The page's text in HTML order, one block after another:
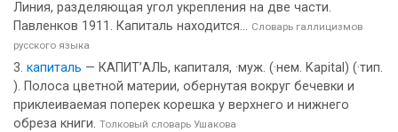
Линия, разделяющая угол укрепления на две части.
Павленков 1911. Капиталь находится... Словарь галлицизмов
русского языка
капиталь — КАПИТ’АЛЬ, капиталя, ·муж. (·нем. Kapital) (·тип.
). Полоса цветной материи, обернутая вокруг бечевки и
приклеиваемая поперек корешка у верхнего и нижнего
обреза книги. Толковый словарь Ушакова